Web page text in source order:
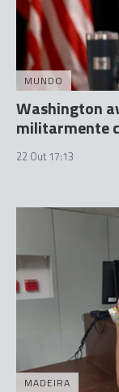
MUNDO
Washington
militarmente
22 Out 17:13
MADEIRA